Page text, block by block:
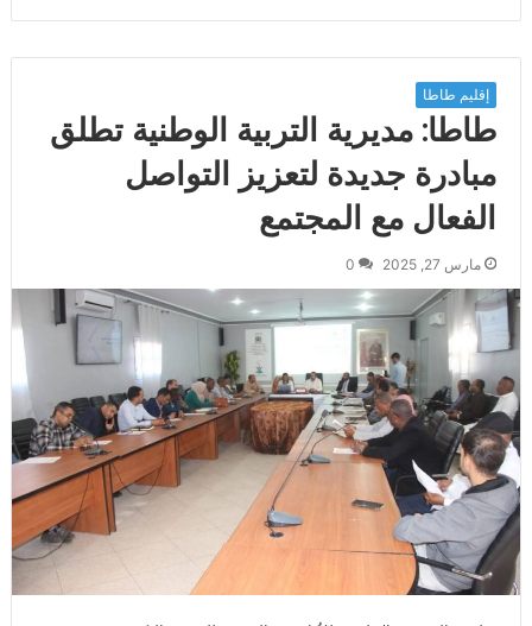
إقليم طاطا
طاطا: مديرية التربية الوطنية تطلق
مبادرة جديدة لتعزيز التواصل
الفعال مع المجتمع
مارس 27, 2025 0